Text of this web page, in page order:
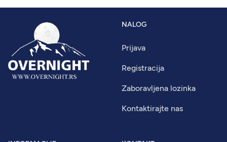
NALOG
Prijava
Registracija
Zaboravljena lozinka
Kontaktirajte nas